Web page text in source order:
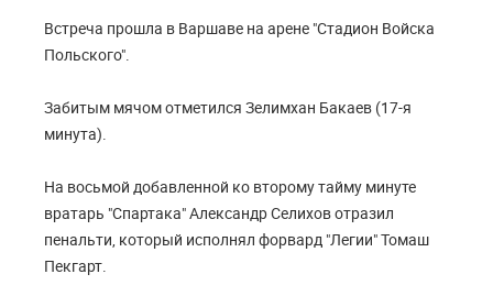
Встреча прошла в Варшаве на арене "Стадион Войска
Польского".
Забитым мячом отметился Зелимхан Бакаев (17-я
минута).
На восьмой добавленной ко второму тайму минуте
вратарь "Спартака" Александр Селихов отразил
пенальти, который исполнял форвард "Легии" Томаш
Пекгарт.